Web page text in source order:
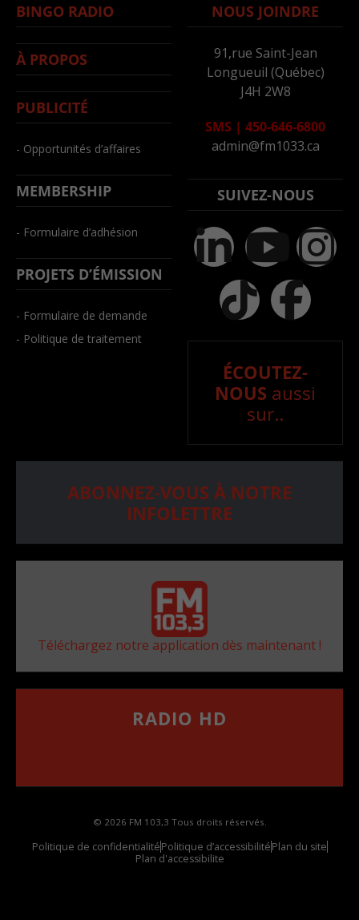
BINGO RADIO
À PROPOS
PUBLICITÉ
- Opportunités d’affaires
MEMBERSHIP
- Formulaire d’adhésion
PROJETS D’ÉMISSION
- Formulaire de demande
- Politique de traitement
NOUS JOINDRE
91,rue Saint-Jean
Longueuil (Québec)
J4H 2W8
SMS | 450-646-6800
admin@fm1033.ca
SUIVEZ-NOUS
ÉCOUTEZ-
NOUS aussi
sur..
ABONNEZ-VOUS À NOTRE
INFOLETTRE
Téléchargez notre application dès maintenant !
RADIO HD
© 2026 FM 103,3 Tous droits réservés.
Politique de confidentialitéPolitique d’accessibilitéPlan du site
Plan d'accessibilite